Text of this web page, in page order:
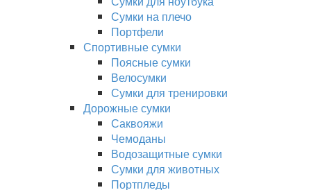
Сумки на плечо
Портфели
Спортивные сумки
Поясные сумки
Велосумки
Сумки для тренировки
Дорожные сумки
Саквояжи
Чемоданы
Водозащитные сумки
Сумки для животных
Портпледы